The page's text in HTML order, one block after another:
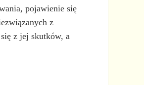
pojawienie się
z
z jej skutków, a